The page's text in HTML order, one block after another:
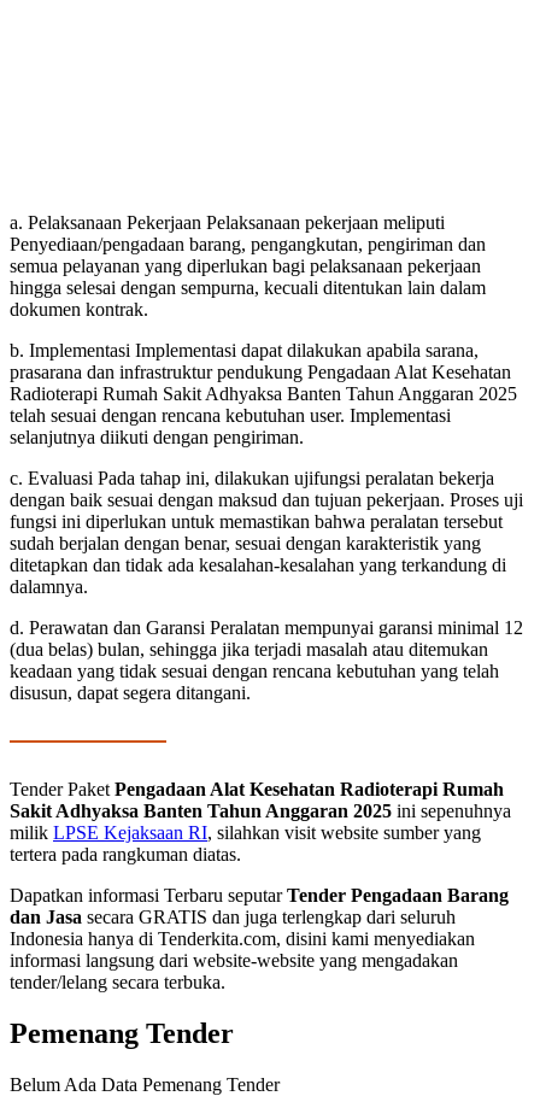
a. Pelaksanaan Pekerjaan Pelaksanaan pekerjaan meliputi
Penyediaan/pengadaan barang, pengangkutan, pengiriman dan
semua pelayanan yang diperlukan bagi pelaksanaan pekerjaan
hingga selesai dengan sempurna, kecuali ditentukan lain dalam
dokumen kontrak.
b. Implementasi Implementasi dapat dilakukan apabila sarana,
prasarana dan infrastruktur pendukung Pengadaan Alat Kesehatan
Radioterapi Rumah Sakit Adhyaksa Banten Tahun Anggaran 2025
telah sesuai dengan rencana kebutuhan user. Implementasi
selanjutnya diikuti dengan pengiriman.
c. Evaluasi Pada tahap ini, dilakukan ujifungsi peralatan bekerja
dengan baik sesuai dengan maksud dan tujuan pekerjaan. Proses uji
fungsi ini diperlukan untuk memastikan bahwa peralatan tersebut
sudah berjalan dengan benar, sesuai dengan karakteristik yang
ditetapkan dan tidak ada kesalahan-kesalahan yang terkandung di
dalamnya.
d. Perawatan dan Garansi Peralatan mempunyai garansi minimal 12
(dua belas) bulan, sehingga jika terjadi masalah atau ditemukan
keadaan yang tidak sesuai dengan rencana kebutuhan yang telah
disusun, dapat segera ditangani.
Tender Paket Pengadaan Alat Kesehatan Radioterapi Rumah
Sakit Adhyaksa Banten Tahun Anggaran 2025 ini sepenuhnya
milik LPSE Kejaksaan RI, silahkan visit website sumber yang
tertera pada rangkuman diatas.
Dapatkan informasi Terbaru seputarTender Pengadaan Barang
dan Jasa secara GRATIS dan juga terlengkap dari seluruh
Indonesia hanya di Tenderkita.com, disini kami menyediakan
informasi langsung dari website-website yang mengadakan
tender/lelang secara terbuka.
Pemenang Tender
Belum Ada Data Pemenang Tender